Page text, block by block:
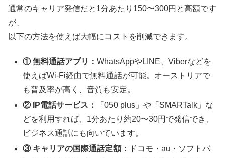
通常のキャリア発信だと1分あたり150〜300円と高額です
が、
以下の方法を使えば大幅にコストを削減できます。
① 無料通話アプリ：WhatsAppやLINE、Viberなどを
使えばWi-Fi経由で無料通話が可能。オーストリアで
も普及率が高く、音質も安定。
② IP電話サービス：
「050 plus」や「SMARTalk」な
どを利用すれば、1分あたり約20〜30円で発信でき、
ビジネス通話にも向いています。
③ キャリアの国際通話定額：
ドコモ・au・ソフトバ